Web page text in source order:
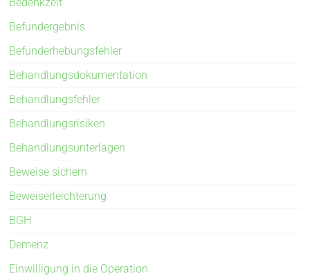
Befundergebnis
Befunderhebungsfehler
Behandlungsdokumentation
Behandlungsfehler
Behandlungsrisiken
Behandlungsunterlagen
Beweise sichern
Beweiserleichterung
BGH
Demenz
Einwilligung in die Operation